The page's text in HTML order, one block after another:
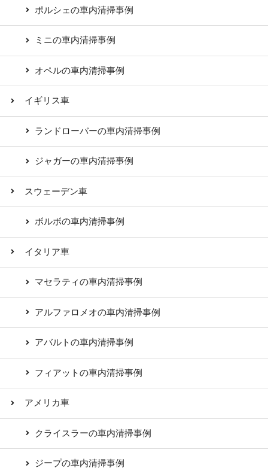
ポルシェの車内清掃事例
ミニの車内清掃事例
オペルの車内清掃事例
イギリス車
ランドローバーの車内清掃事例
ジャガーの車内清掃事例
スウェーデン車
ボルボの車内清掃事例
イタリア車
マセラティの車内清掃事例
アルファロメオの車内清掃事例
アバルトの車内清掃事例
フィアットの車内清掃事例
アメリカ車
クライスラーの車内清掃事例
ジープの車内清掃事例